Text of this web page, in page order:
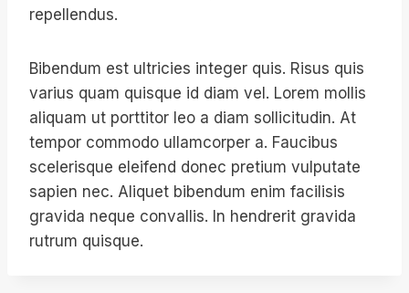
repellendus.
Bibendum est ultricies integer quis. Risus quis
varius quam quisque id diam vel. Lorem mollis
aliquam ut porttitor leo a diam sollicitudin. At
tempor commodo ullamcorper a. Faucibus
scelerisque eleifend donec pretium vulputate
sapien nec. Aliquet bibendum enim facilisis
gravida neque convallis. In hendrerit gravida
rutrum quisque.